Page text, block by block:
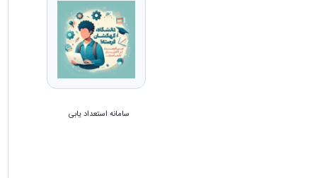
سامانه استعداد یابی